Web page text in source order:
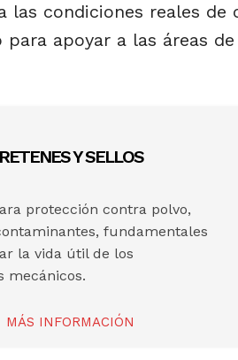
condiciones reales
apoyar a las áreas
RETENES Y SELLOS
protección contra polvo,
fundamentales
la vida útil de los
mecánicos.
MÁS INFORMACIÓN